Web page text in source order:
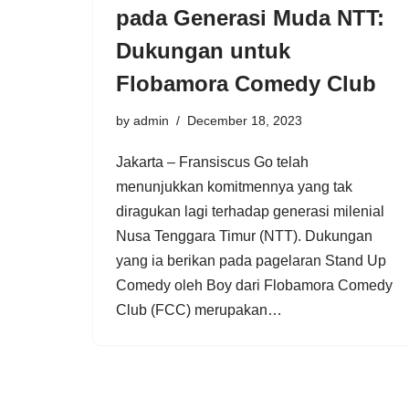
pada Generasi Muda NTT:
Dukungan untuk
Flobamora Comedy Club
by admin December 18, 2023
Jakarta – Fransiscus Go telah
menunjukkan komitmennya yang tak
diragukan lagi terhadap generasi milenial
Nusa Tenggara Timur (NTT). Dukungan
yang ia berikan pada pagelaran Stand Up
Comedy oleh Boy dari Flobamora Comedy
Club (FCC) merupakan…